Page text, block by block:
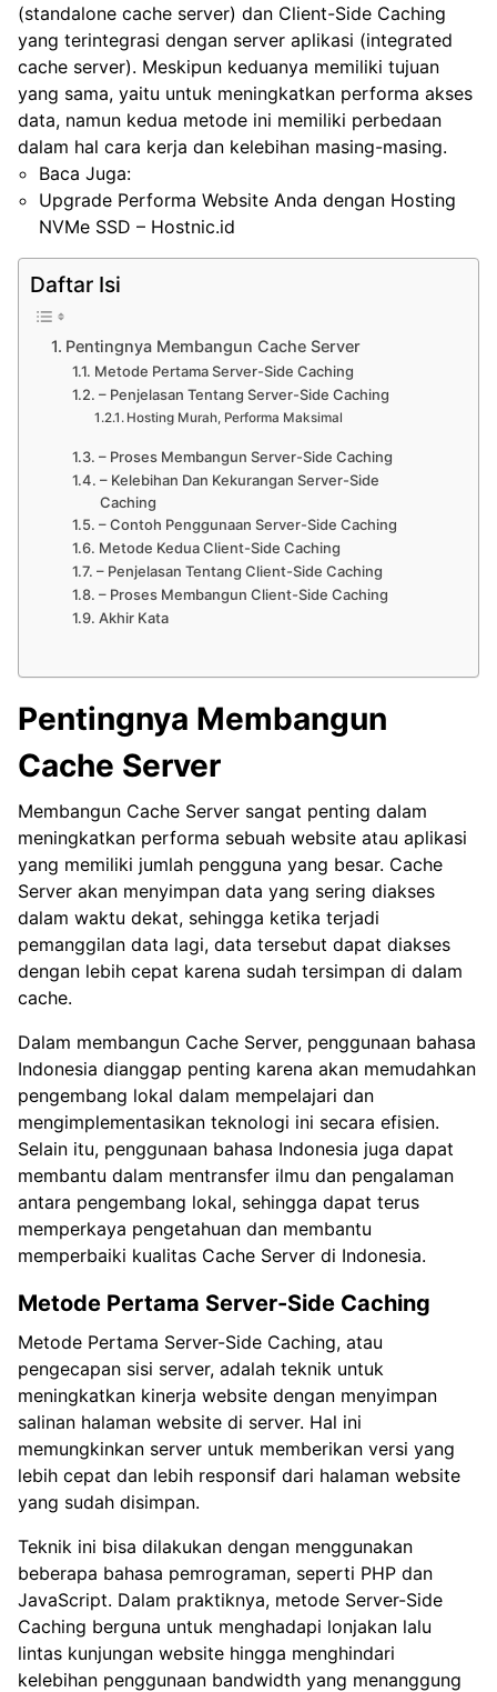
(standalone cache server) dan Client-Side Caching
yang terintegrasi dengan server aplikasi (integrated
cache server). Meskipun keduanya memiliki tujuan
yang sama, yaitu untuk meningkatkan performa akses
data, namun kedua metode ini memiliki perbedaan
dalam hal cara kerja dan kelebihan masing-masing.
Baca Juga:
Upgrade Performa Website Anda dengan Hosting
NVMe SSD – Hostnic.id
Daftar Isi
Pentingnya Membangun Cache Server
Metode Pertama Server-Side Caching
– Penjelasan Tentang Server-Side Caching
Hosting Murah, Performa Maksimal
– Proses Membangun Server-Side Caching
– Kelebihan Dan Kekurangan Server-Side
Caching
– Contoh Penggunaan Server-Side Caching
Metode Kedua Client-Side Caching
– Penjelasan Tentang Client-Side Caching
– Proses Membangun Client-Side Caching
Akhir Kata
Pentingnya Membangun
Cache Server
Membangun Cache Server sangat penting dalam
meningkatkan performa sebuah website atau aplikasi
yang memiliki jumlah pengguna yang besar. Cache
Server akan menyimpan data yang sering diakses
dalam waktu dekat, sehingga ketika terjadi
pemanggilan data lagi, data tersebut dapat diakses
dengan lebih cepat karena sudah tersimpan di dalam
cache.
Dalam membangun Cache Server, penggunaan bahasa
Indonesia dianggap penting karena akan memudahkan
pengembang lokal dalam mempelajari dan
mengimplementasikan teknologi ini secara efisien.
Selain itu, penggunaan bahasa Indonesia juga dapat
membantu dalam mentransfer ilmu dan pengalaman
antara pengembang lokal, sehingga dapat terus
memperkaya pengetahuan dan membantu
memperbaiki kualitas Cache Server di Indonesia.
Metode Pertama Server-Side Caching
Metode Pertama Server-Side Caching, atau
pengecapan sisi server, adalah teknik untuk
meningkatkan kinerja website dengan menyimpan
salinan halaman website di server. Hal ini
memungkinkan server untuk memberikan versi yang
lebih cepat dan lebih responsif dari halaman website
yang sudah disimpan.
Teknik ini bisa dilakukan dengan menggunakan
beberapa bahasa pemrograman, seperti PHP dan
JavaScript. Dalam praktiknya, metode Server-Side
Caching berguna untuk menghadapi lonjakan lalu
lintas kunjungan website hingga menghindari
kelebihan penggunaan bandwidth yang menanggung